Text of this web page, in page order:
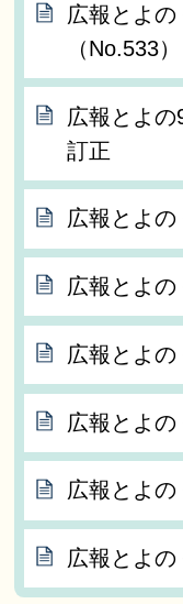
広報とよ
（No.533）
広報とよ
訂正
広報とよの
広報とよの
広報とよの
広報とよの
広報とよの
広報とよの